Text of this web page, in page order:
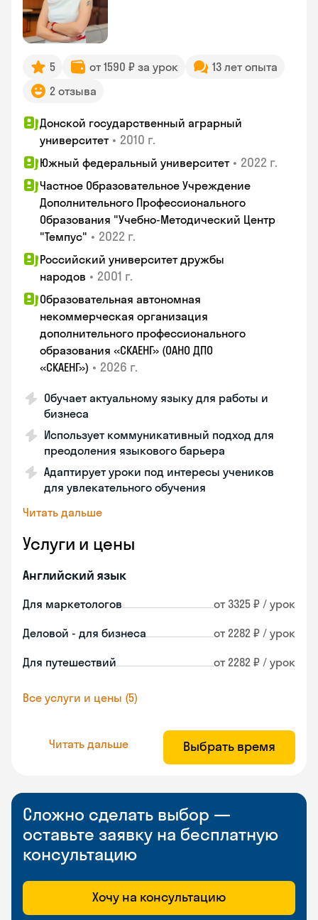
5 от 1590 ₽ за урок
13 лет опыта
2 отзыва
Донской государственный аграрный
университет • 2010 г.
Южный федеральный университет • 2022 г.
Частное Образовательное Учреждение
Дополнительного Профессионального
Образования "Учебно-Методический Центр
"Темпус" • 2022 г.
Российский университет дружбы
народов • 2001 г.
Образовательная автономная
некоммерческая организация
дополнительного профессионального
образования «СКАЕНГ» (ОАНО ДПО
«СКАЕНГ») • 2026 г.
Обучает актуальному языку для работы и
бизнеса
Использует коммуникативный подход для
преодоления языкового барьера
Адаптирует уроки под интересы учеников
для увлекательного обучения
Читать дальше
Услуги и цены
Английский язык
Для маркетологов от 3325 ₽ / урок
Деловой - для бизнеса от 2282 ₽ / урок
Для путешествий от 2282 ₽ / урок
Все услуги и цены (5)
Читать дальше Выбрать время
Сложно сделать выбор —
оставьте заявку на бесплатную
консультацию
Хочу на консультацию